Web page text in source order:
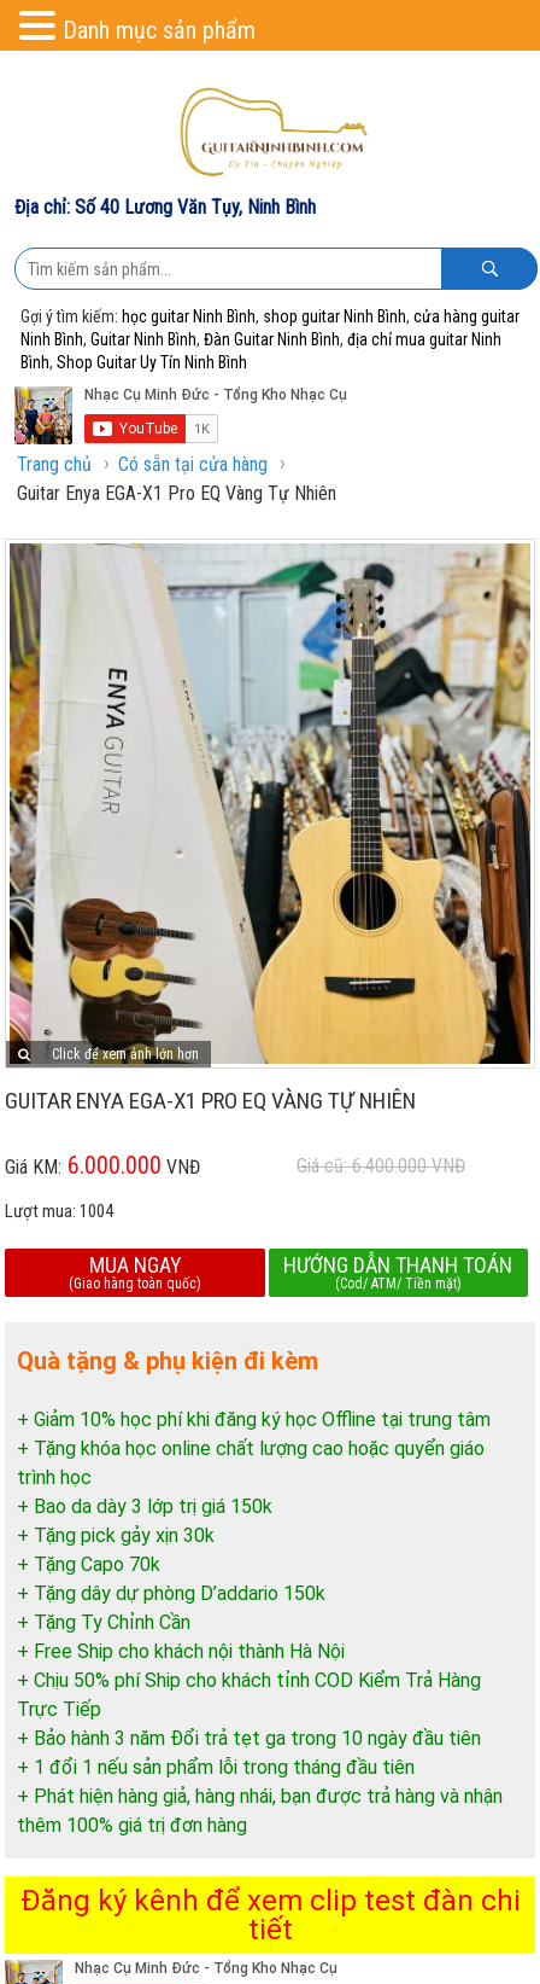
Địa chỉ: Số 40 Lương Văn Tụy, Ninh Bình
Gợi ý tìm kiếm: học guitar Ninh Bình, shop guitar Ninh Bình,cửa hàng guitar
Ninh Bình,Guitar Ninh Bình,Đàn Guitar Ninh Bình,địa chỉ mua guitar Ninh
Bình,Shop Guitar Uy Tín Ninh Bình
Trang chủ › Có sẵn tại cửa hàng ›
Guitar Enya EGA-X1 Pro EQ Vàng Tự Nhiên
Click để xem ảnh lớn hơn
GUITAR ENYA EGA-X1 PRO EQ VÀNG TỰ NHIÊN
Giá KM: 6.000.000 VNĐ Giá cũ: 6.400.000VNĐ
Lượt mua:1004
MUA NGAY
(Giao hàng toàn quốc)
HƯỚNG DẪN THANH TOÁN
(Cod/ ATM/ Tiền mặt)
Quà tặng & phụ kiện đi kèm
+ Giảm 10% học phí khi đăng ký học Offline tại trung tâm
+ Tặng khóa học online chất lượng cao hoặc quyển giáo
trình học
+ Bao da dày 3 lớp trị giá 150k
+ Tặng pick gảy xịn 30k
+ Tặng Capo 70k
+ Tặng dây dự phòng D’addario 150k
+ Tặng Ty Chỉnh Cần
+ Free Ship cho khách nội thành Hà Nội
+ Chịu 50% phí Ship cho khách tỉnh COD Kiểm Trả Hàng
Trực Tiếp
+ Bảo hành 3 năm Đổi trả tẹt ga trong 10 ngày đầu tiên
+ 1 đổi 1 nếu sản phẩm lỗi trong tháng đầu tiên
+ Phát hiện hàng giả, hàng nhái, bạn được trả hàng và nhận
thêm 100% giá trị đơn hàng
Đăng ký kênh để xem clip test đàn chi
tiết
Danh mục sản phẩm